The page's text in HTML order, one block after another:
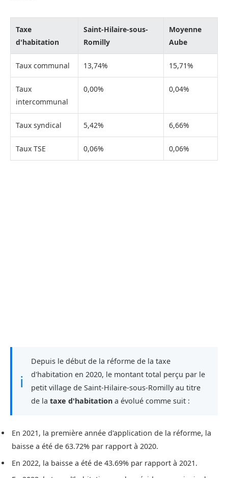
Taxe
d'habitation
Saint-Hilaire-sous-
Romilly
Moyenne
Aube
Taux communal 13,74% 15,71%
Taux
intercommunal
0,00% 0,04%
Taux syndical 5,42% 6,66%
Taux TSE 0,06% 0,06%
ℹ
Depuis le début de la réforme de la taxe
d'habitation en 2020, le montant total perçu par le
petit village de Saint-Hilaire-sous-Romilly au titre
de la taxe d'habitation a évolué comme suit :
En 2021, la première année d'application de la réforme, la
baisse a été de 63.72% par rapport à 2020.
En 2022, la baisse a été de 43.69% par rapport à 2021.